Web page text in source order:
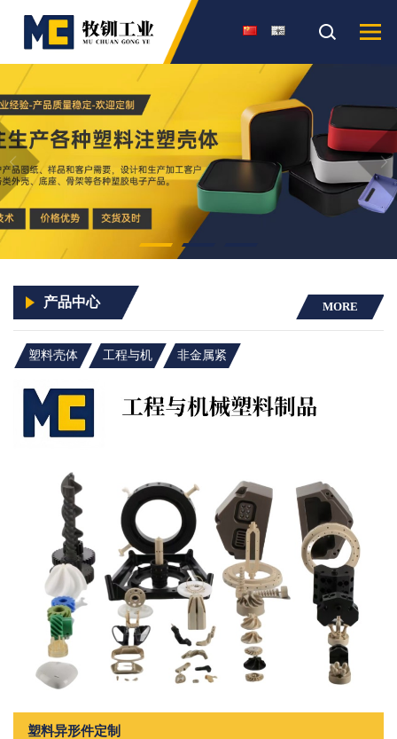
产品中心 MORE
塑料壳体
工程与机
品
非金属紧
塑料异形件定制